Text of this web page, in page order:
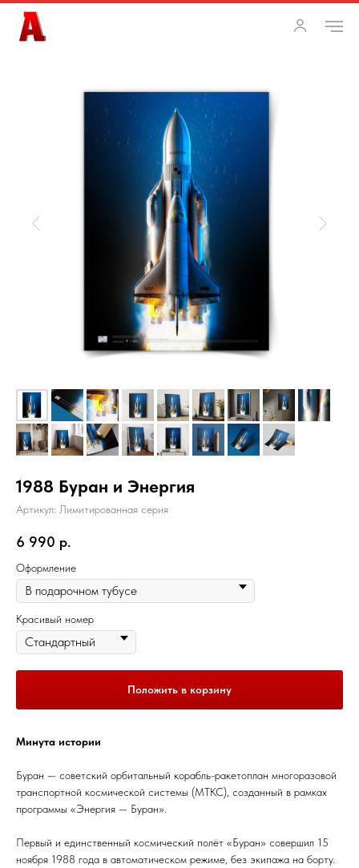
1988 Буран и Энергия
Артикул: Лимитированная серия
6 990 р.
Оформление
Красивый номер
Положить в корзину
Минута истории
Буран — советский орбитальный корабль-ракетоплан многоразовой
транспортной космической системы (МТКС), созданный в рамках
программы «Энергия — Буран».
Первый и единственный космический полёт «Буран» совершил 15
ноября 1988 года в автоматическом режиме, без экипажа на борту.